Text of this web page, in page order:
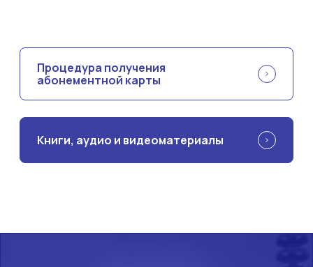
Процедура получения
абонементной карты
Книги, аудио и видеоматериалы